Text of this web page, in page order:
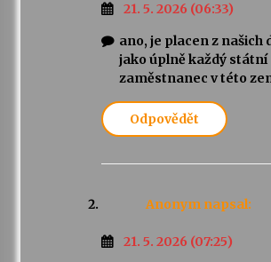
21. 5. 2026 (06:33)
ano, je placen z našich
jako úplně každý státní
zaměstnanec v této
Odpovědět
Anonym napsal:
21. 5. 2026 (07:25)